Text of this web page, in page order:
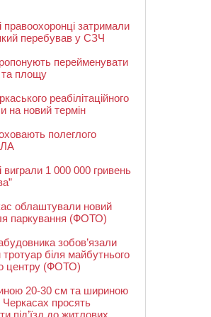
затримали
перебував у СЗЧ
перейменувати
та площу
реабілітаційного
на новий термін
полеглого
1 000 000 гривень
облаштували новий
паркування (ФОТО)
зобов’язали
тротуар біля майбутнього
центру (ФОТО)
20-30 см та шириною
Черкасах просять
під’їзд до житлових